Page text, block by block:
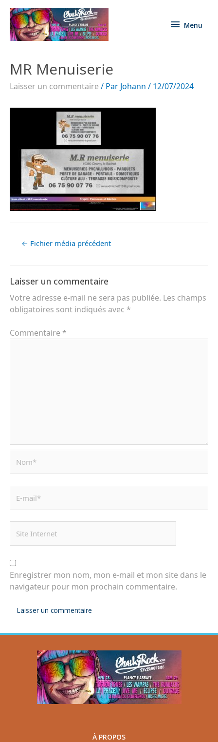
Menu
MR Menuiserie
Laisser un commentaire / Par Johann / 12/07/2024
← Fichier média précédent
Laisser un commentaire
Votre adresse e-mail ne sera pas publiée. Les champs
obligatoires sont indiqués avec *
Commentaire *
Enregistrer mon nom, mon e-mail et mon site dans le
navigateur pour mon prochain commentaire.
À PROPOS